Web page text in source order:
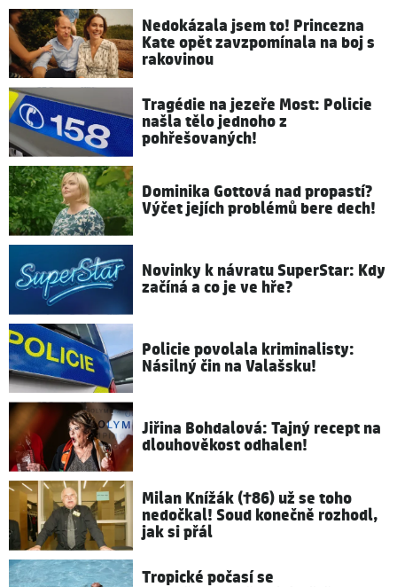
Nedokázala jsem to! Princezna
Kate opět zavzpomínala na boj s
rakovinou
Tragédie na jezeře Most: Policie
našla tělo jednoho z
pohřešovaných!
Dominika Gottová nad propastí?
Výčet jejích problémů bere dech!
Novinky k návratu SuperStar: Kdy
začíná a co je ve hře?
Policie povolala kriminalisty:
Násilný čin na Valašsku!
Jiřina Bohdalová: Tajný recept na
dlouhověkost odhalen!
Milan Knížák (†86) už se toho
nedočkal! Soud konečně rozhodl,
jak si přál
Tropické počasí se